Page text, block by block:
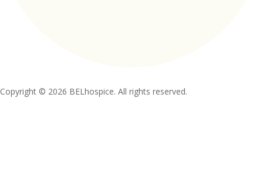
Copyright © 2026 BELhospice. All rights reserved.